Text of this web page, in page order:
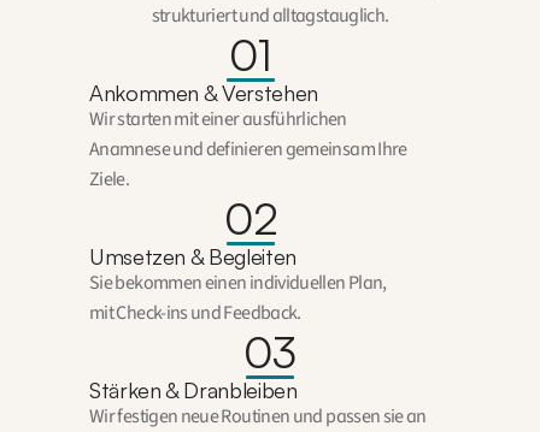
strukturiert und alltagstauglich.
01
Ankommen & Verstehen
Wir starten mit einer ausführlichen
Anamnese und definieren gemeinsam Ihre
Ziele.
02
Umsetzen & Begleiten
Sie bekommen einen individuellen Plan,
mit Check-ins und Feedback.
03
Stärken & Dranbleiben
Wir festigen neue Routinen und passen sie an